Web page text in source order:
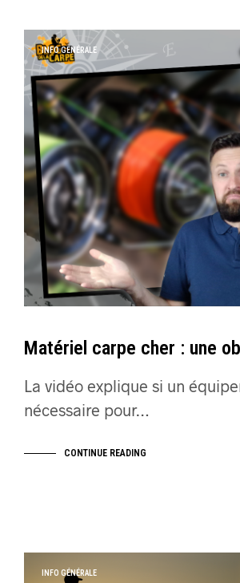
INFO GÉNÉRALE
Matériel carpe cher : une
La vidéo explique si un
nécessaire pour…
CONTINUE READING
INFO GÉNÉRALE